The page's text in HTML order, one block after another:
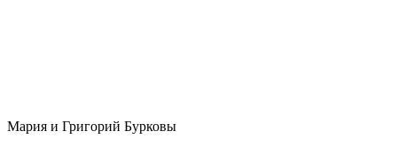
Мария и Григорий Бурковы